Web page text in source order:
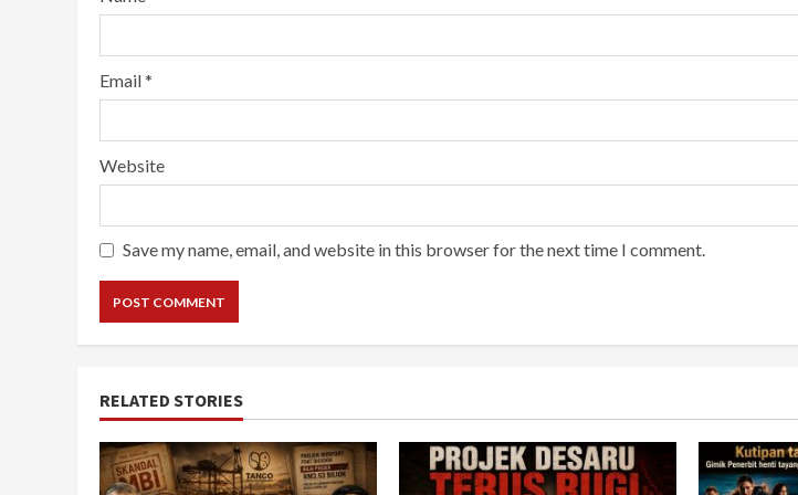
Email*
Website
Save my name, email, and website in this browser for the next time I comment.
RELATED STORIES